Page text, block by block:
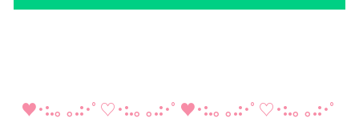
♥･:.｡ ｡.:･ﾟ♡･:.｡ ｡.:･ﾟ♥･:.｡ ｡.:･ﾟ♡･:.｡ ｡.:･ﾟ